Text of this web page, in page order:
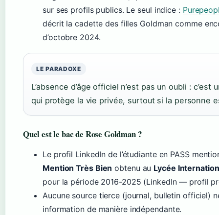
sur ses profils publics. Le seul indice :
décrit la cadette des filles Goldman comme
d’octobre 2024.
LE PARADOXE
L’absence d’âge officiel n’est pas un oubli :
qui protège la vie privée, surtout si la personne
Quel est le bac de Rose Goldman ?
Le profil LinkedIn de l’étudiante en PASS
Mention Très Bien obtenu au Lycée
pour la période 2016-2025 (LinkedIn — profil
Aucune source tierce (journal, bulletin officiel)
information de manière indépendante.